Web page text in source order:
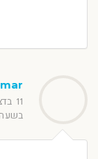
11 בדצמבר 2016
בשעה 18:28